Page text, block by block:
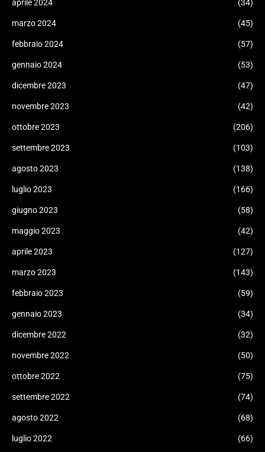
aprile 2024 (34)
marzo 2024 (45)
febbraio 2024 (57)
gennaio 2024 (53)
dicembre 2023 (47)
novembre 2023 (42)
ottobre 2023 (206)
settembre 2023 (103)
agosto 2023 (138)
luglio 2023 (166)
giugno 2023 (58)
maggio 2023 (42)
aprile 2023 (127)
marzo 2023 (143)
febbraio 2023 (59)
gennaio 2023 (34)
dicembre 2022 (32)
novembre 2022 (50)
ottobre 2022 (75)
settembre 2022 (74)
agosto 2022 (68)
luglio 2022 (66)